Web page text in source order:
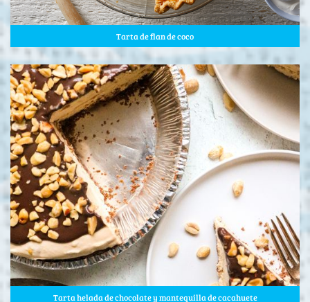
Tarta de flan de coco
Tarta helada de chocolate y mantequilla de cacahuete